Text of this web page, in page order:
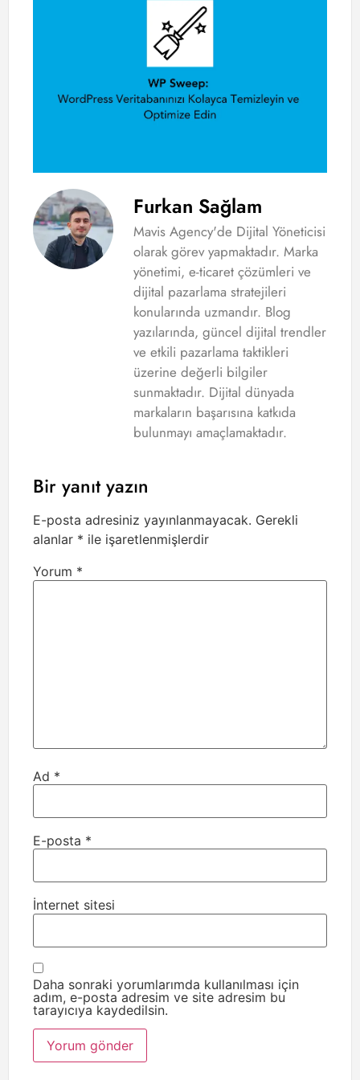
Furkan Sağlam
Mavis Agency'de Dijital Yöneticisi
olarak görev yapmaktadır. Marka
yönetimi, e-ticaret çözümleri ve
dijital pazarlama stratejileri
konularında uzmandır. Blog
yazılarında, güncel dijital trendler
ve etkili pazarlama taktikleri
üzerine değerli bilgiler
sunmaktadır. Dijital dünyada
markaların başarısına katkıda
bulunmayı amaçlamaktadır.
Bir yanıt yazın
E-posta adresiniz yayınlanmayacak. Gerekli
alanlar * ile işaretlenmişlerdir
Yorum *
Ad *
E-posta *
İnternet sitesi
Daha sonraki yorumlarımda kullanılması için
adım, e-posta adresim ve site adresim bu
tarayıcıya kaydedilsin.